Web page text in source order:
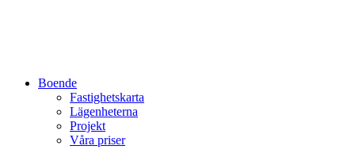
Boende
Fastighetskarta
Lägenheterna
Projekt
Våra priser